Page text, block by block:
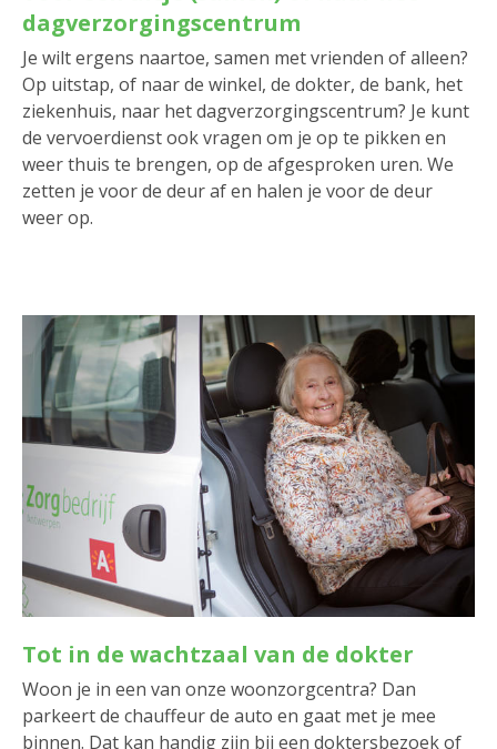
dagverzorgingscentrum
Je wilt ergens naartoe, samen met vrienden of alleen?
Op uitstap, of naar de winkel, de dokter, de bank, het
ziekenhuis, naar het dagverzorgingscentrum? Je kunt
de vervoerdienst ook vragen om je op te pikken en
weer thuis te brengen, op de afgesproken uren. We
zetten je voor de deur af en halen je voor de deur
weer op.
Tot in de wachtzaal van de dokter
Woon je in een van onze woonzorgcentra? Dan
parkeert de chauffeur de auto en gaat met je mee
binnen. Dat kan handig zijn bij een doktersbezoek of